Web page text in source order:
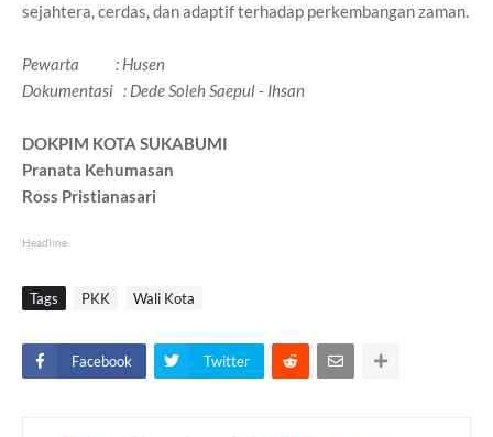
sejahtera, cerdas, dan adaptif terhadap perkembangan zaman.
Pewarta : Husen
Dokumentasi : Dede Soleh Saepul - Ihsan
DOKPIM KOTA SUKABUMI
Pranata Kehumasan
Ross Pristianasari
Headline
Tags PKK Wali Kota
Facebook Twitter